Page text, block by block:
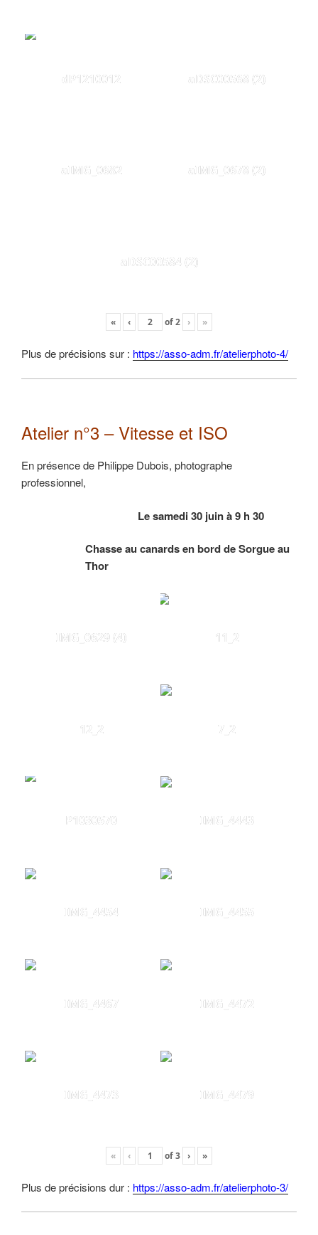
dP1210012 aDSC00568 (2)
aIMG_0682 aIMG_0678 (2)
aDSC00584 (2)
« ‹ of2 › »
Plus de précisions sur : https://asso-adm.fr/atelierphoto-4/
Atelier n°3 – Vitesse et ISO
En présence de Philippe Dubois, photographe
professionnel,
Le samedi 30 juin à 9 h 30
Chasse au canards en bord de Sorgue au
Thor
IMG_0629 (4) 11_2
12_2 7_2
P1030570 IMG_4443
IMG_4454 IMG_4455
IMG_4467 IMG_4472
IMG_4473 IMG_4479
« ‹ of3 › »
Plus de précisions dur : https://asso-adm.fr/atelierphoto-3/